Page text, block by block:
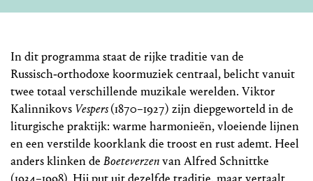
In dit programma staat de rijke traditie van de
Russisch‑orthodoxe koormuziek centraal, belicht vanuit
twee totaal verschillende muzikale werelden. Viktor
Kalinnikovs Vespers(1870–1927) zijn diepgeworteld in de
liturgische praktijk: warme harmonieën, vloeiende lijnen
en een verstilde koorklank die troost en rust ademt. Heel
anders klinken de Boeteverzenvan Alfred Schnittke